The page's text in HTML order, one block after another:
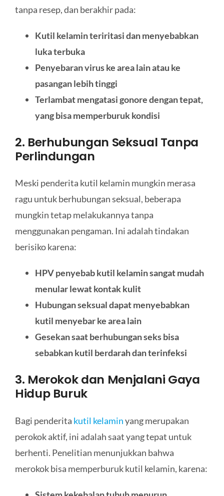
tanpa resep, dan berakhir pada:
Kutil kelamin teriritasi dan menyebabkan
luka terbuka
Penyebaran virus ke area lain atau ke
pasangan lebih tinggi
Terlambat mengatasi gonore dengan tepat,
yang bisa memperburuk kondisi
2. Berhubungan Seksual Tanpa
Perlindungan
Meski penderita kutil kelamin mungkin merasa
ragu untuk berhubungan seksual, beberapa
mungkin tetap melakukannya tanpa
menggunakan pengaman. Ini adalah tindakan
berisiko karena:
HPV penyebab kutil kelamin sangat mudah
menular lewat kontak kulit
Hubungan seksual dapat menyebabkan
kutil menyebar ke area lain
Gesekan saat berhubungan seks bisa
sebabkan kutil berdarah dan terinfeksi
3. Merokok dan Menjalani Gaya
Hidup Buruk
Bagi penderita kutil kelaminyang merupakan
perokok aktif, ini adalah saat yang tepat untuk
berhenti. Penelitian menunjukkan bahwa
merokok bisa memperburuk kutil kelamin, karena: